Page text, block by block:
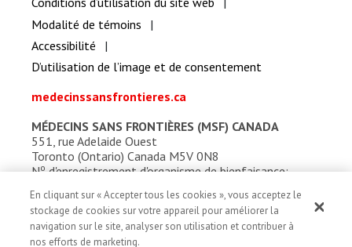
Modalité de témoins
Accessibilité
D’utilisation de l’image et de consentement
medecinssansfrontieres.ca
MÉDECINS SANS FRONTIÈRES (MSF) CANADA
551, rue Adelaide Ouest
Toronto (Ontario) Canada M5V 0N8
Nod'enregistrement d'organisme de bienfaisance:
En cliquant sur « Accepter tous les cookies », vous acceptez le
stockage de cookies sur votre appareil pour améliorer la
navigation sur le site, analyser son utilisation et contribuer à
nos efforts de marketing.